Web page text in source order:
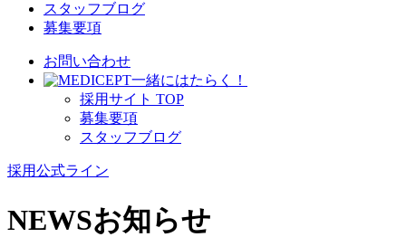
スタッフブログ
募集要項
お問い合わせ
⼀緒にはたらく！
採⽤サイト TOP
募集要項
スタッフブログ
採用公式ライン
NEWSお知らせ